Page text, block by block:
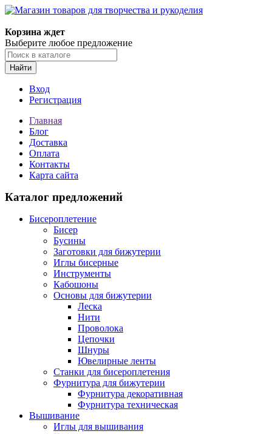
Корзина ждет
Выберите любое предложение
Найти
Вход
Регистрация
Главная
Блог
Доставка
Оплата
Контакты
Карта сайта
Каталог предложений
Бисероплетение
Бисер
Бусины
Заготовки для бижутерии
Иглы бисерные
Инструменты
Кабошоны
Основы для бижутерии
Леска
Нити
Проволока
Цепочки
Шнуры
Ювелирные ленты
Станки для бисероплетения
Фурнитура для бижутерии
Фурнитура декоративная
Фурнитура техническая
Вышивание
Иглы для вышивания